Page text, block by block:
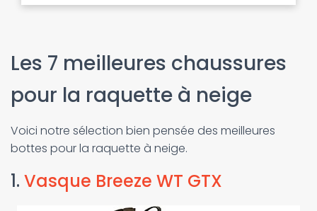
Les 7 meilleures chaussures
pour la raquette à neige
Voici notre sélection bien pensée des meilleures
bottes pour la raquette à neige.
1. Vasque Breeze WT GTX